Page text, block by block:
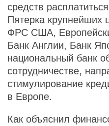
средств
Пятерка крупнейших
ФРС США,
Банк Англии, Банк
национальный банк
сотрудничестве,
стимулирование
в Европе.
Как объяснил